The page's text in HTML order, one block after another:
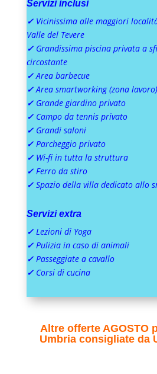
Servizi inclusi
✓Vicinissima alle maggiori
Valle del Tevere
✓ Grandissima piscina privata a
circostante
✓ Area barbecue
✓ Area smartworking (zona lavoro)
✓ Grande giardino privato
✓ Campo da tennis privato
✓ Grandi saloni
✓ Parcheggio privato
✓ Wi-fi in tutta la struttura
✓ Ferro da stiro
✓ Spazio della villa dedicato allo
Servizi extra
✓ Lezioni di Yoga
✓ Pulizia in caso di animali
✓ Passeggiate a cavallo
✓ Corsi di cucina
Altre offerte AGOSTO
Umbria consigliate da